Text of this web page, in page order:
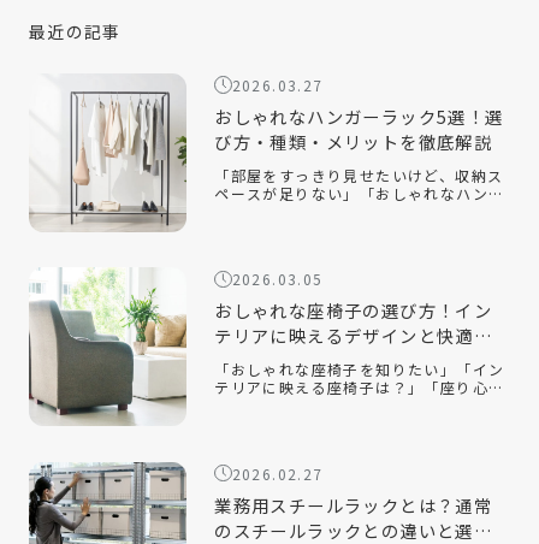
最近の記事
2026.03.27
おしゃれなハンガーラック5選！選
び方・種類・メリットを徹底解説
「部屋をすっきり見せたいけど、収納ス
ペースが足りない」「おしゃれなハンガ
間を […]
2026.03.05
おしゃれな座椅子の選び方！イン
テリアに映えるデザインと快適性
を両立するコツ
「おしゃれな座椅子を知りたい」「イン
テリアに映える座椅子は？」「座り心地
せる […]
2026.02.27
業務用スチールラックとは？通常
のスチールラックとの違いと選ぶ